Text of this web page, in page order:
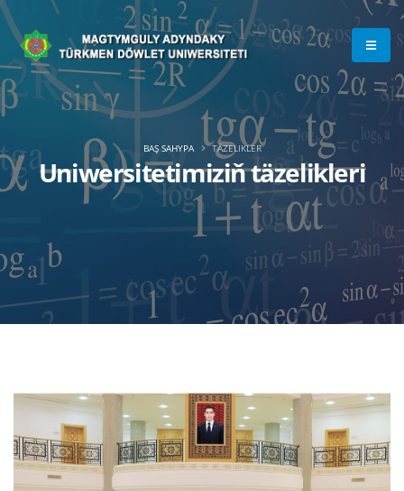
Uniwersitetimiziň täzelikleri
BAŞ SAHYPA TÄZELIKLER